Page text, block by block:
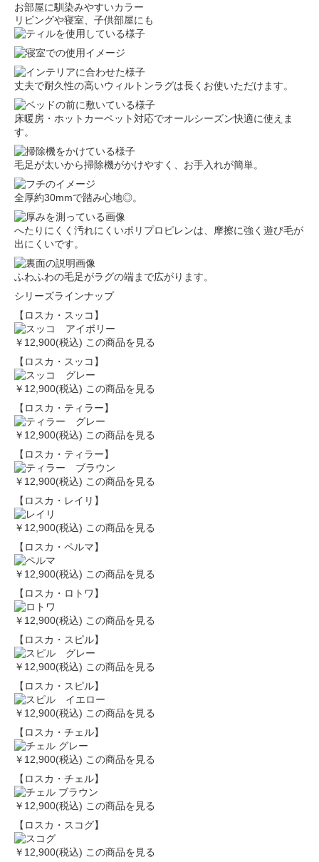
お部屋に馴染みやすいカラー
リビングや寝室、子供部屋にも
丈夫で耐久性の高いウィルトンラグは長くお使いただけます。
床暖房・ホットカーペット対応でオールシーズン快適に使えま
す。
毛足が太いから掃除機がかけやすく、お手入れが簡単。
全厚約30mmで踏み心地◎。
へたりにくく汚れにくいポリプロピレンは、摩擦に強く遊び毛が
出にくいです。
ふわふわの毛足がラグの端まで広がります。
シリーズラインナップ
【ロスカ・スッコ】
￥12,900(税込) この商品を見る
【ロスカ・スッコ】
￥12,900(税込) この商品を見る
【ロスカ・ティラー】
￥12,900(税込) この商品を見る
【ロスカ・ティラー】
￥12,900(税込) この商品を見る
【ロスカ・レイリ】
￥12,900(税込) この商品を見る
【ロスカ・ペルマ】
￥12,900(税込) この商品を見る
【ロスカ・ロトワ】
￥12,900(税込) この商品を見る
【ロスカ・スピル】
￥12,900(税込) この商品を見る
【ロスカ・スピル】
￥12,900(税込) この商品を見る
【ロスカ・チェル】
￥12,900(税込) この商品を見る
【ロスカ・チェル】
￥12,900(税込) この商品を見る
【ロスカ・スコグ】
￥12,900(税込) この商品を見る